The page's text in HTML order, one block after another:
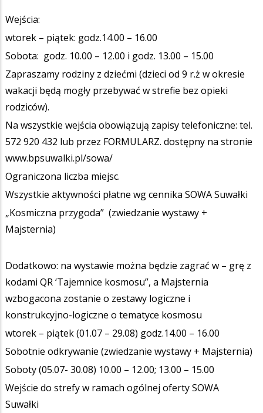
Wejścia:
wtorek – piątek: godz.14.00 – 16.00
Sobota: godz. 10.00 – 12.00 i godz. 13.00 – 15.00
Zapraszamy rodziny z dziećmi (dzieci od 9 r.ż w okresie
wakacji będą mogły przebywać w strefie bez opieki
rodziców).
Na wszystkie wejścia obowiązują zapisy telefoniczne: tel.
572 920 432 lub przez FORMULARZ. dostępny na stronie
www.bpsuwalki.pl/sowa/
Ograniczona liczba miejsc.
Wszystkie aktywności płatne wg cennika SOWA Suwałki
„Kosmiczna przygoda” (zwiedzanie wystawy +
Majsternia)
Dodatkowo: na wystawie można będzie zagrać w – grę z
kodami QR ‘Tajemnice kosmosu”, a Majsternia
wzbogacona zostanie o zestawy logiczne i
konstrukcyjno-logiczne o tematyce kosmosu
wtorek – piątek (01.07 – 29.08) godz.14.00 – 16.00
Sobotnie odkrywanie (zwiedzanie wystawy + Majsternia)
Soboty (05.07- 30.08) 10.00 – 12.00; 13.00 – 15.00
Wejście do strefy w ramach ogólnej oferty SOWA
Suwałki